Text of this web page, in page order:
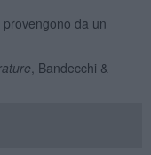
da un
, Bandecchi &